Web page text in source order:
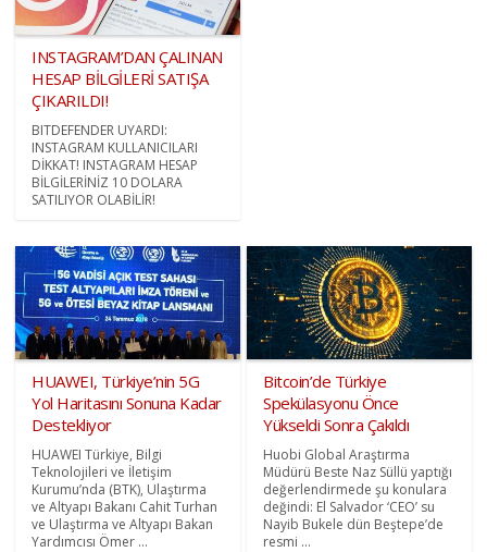
INSTAGRAM’DAN ÇALINAN
HESAP BİLGİLERİ SATIŞA
ÇIKARILDI!
BITDEFENDER UYARDI:
INSTAGRAM KULLANICILARI
DİKKAT! INSTAGRAM HESAP
BİLGİLERİNİZ 10 DOLARA
SATILIYOR OLABİLİR!
HUAWEI, Türkiye’nin 5G
Yol Haritasını Sonuna Kadar
Destekliyor
HUAWEI Türkiye, Bilgi
Teknolojileri ve İletişim
Kurumu’nda (BTK), Ulaştırma
ve Altyapı Bakanı Cahit Turhan
ve Ulaştırma ve Altyapı Bakan
Yardımcısı Ömer ...
Bitcoin’de Türkiye
Spekülasyonu Önce
Yükseldi Sonra Çakıldı
Huobi Global Araştırma
Müdürü Beste Naz Süllü yaptığı
değerlendirmede şu konulara
değindi: El Salvador ‘CEO’ su
Nayib Bukele dün Beştepe’de
resmi ...